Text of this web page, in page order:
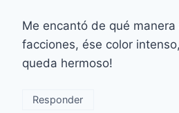
Me encantó de qué
facciones, ése color
queda hermoso!
Responder